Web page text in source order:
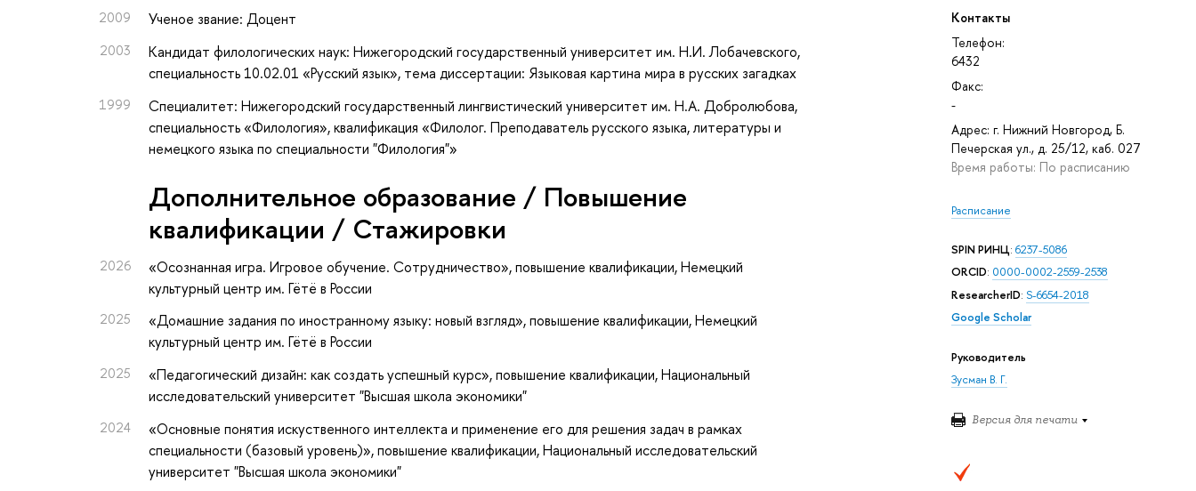
Контакты
Телефон:
6432
Факс:
-
Адрес: г. Нижний Новгород, Б.
Печерская ул., д. 25/12, каб. 027
Время работы: По расписанию
Расписание
SPIN РИНЦ: 6237-5086
ORCID: 0000-0002-2559-2538
ResearcherID: S-6654-2018
Google Scholar
Руководитель
Зусман В. Г.
Версия для печати
2009 Ученое звание: Доцент
2003
Кандидат филологических наук: Нижегородский государственный университет им. Н.И. Лобачевского,
специальность 10.02.01 «Русский язык», тема диссертации: Языковая картина мира в русских загадках
1999
Специалитет: Нижегородский государственный лингвистический университет им. Н.А. Добролюбова,
специальность «Филология», квалификация «Филолог. Преподаватель русского языка, литературы и
немецкого языка по специальности "Филология"»
Дополнительное образование / Повышение
квалификации / Стажировки
2026 «Осознанная игра. Игровое обучение. Сотрудничество», повышение квалификации, Немецкий
культурный центр им. Гётё в России
2025 «Домашние задания по иностранному языку: новый взгляд», повышение квалификации, Немецкий
культурный центр им. Гётё в России
2025 «Педагогический дизайн: как создать успешный курс», повышение квалификации, Национальный
исследовательский университет "Высшая школа экономики"
2024
«Основные понятия искуственного интеллекта и применение его для решения задач в рамках
специальности (базовый уровень)», повышение квалификации, Национальный исследовательский
университет "Высшая школа экономики"